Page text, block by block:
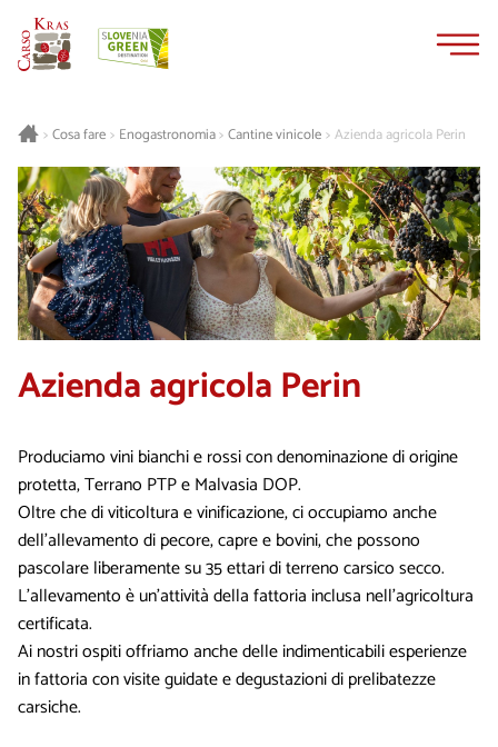
>Cosa fare> Enogastronomia>Cantine vinicole>Azienda agricola Perin
Azienda agricola Perin
Produciamo vini bianchi e rossi con denominazione di origine
protetta, Terrano PTP e Malvasia DOP.
Oltre che di viticoltura e vinificazione, ci occupiamo anche
dell'allevamento di pecore, capre e bovini, che possono
pascolare liberamente su 35 ettari di terreno carsico secco.
L'allevamento è un'attività della fattoria inclusa nell'agricoltura
certificata.
Ai nostri ospiti offriamo anche delle indimenticabili esperienze
in fattoria con visite guidate e degustazioni di prelibatezze
carsiche.